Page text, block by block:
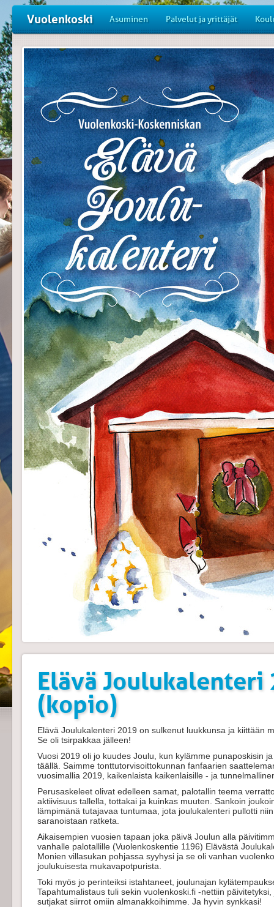
Vuolenkoski Asuminen Palvelut ja yrittäjät
Elävä Joulukalenteri
(kopio)
Elävä Joulukalenteri 2019 on sulkenut luukkunsa ja kiittään
Se oli tsirpakkaa jälleen!
Vuosi 2019 oli jo kuudes Joulu, kun kylämme punaposkisin
täällä. Saimme tonttutorvisoittokunnan fanfaarien
vuosimallia 2019, kaikenlaista kaikenlaisille - ja
Perusaskeleet olivat edelleen samat, palotallin teema
aktiivisuus tallella, tottakai ja kuinkas muuten. Sankoin
lämpimänä tutajavaa tuntumaa, jota joulukalenteri pullotti
saranoistaan ratketa.
Aikaisempien vuosien tapaan joka päivä Joulun alla
vanhalle palotallille (Vuolenkoskentie 1196) Elävästä
Monien villasukan pohjassa syyhysi ja se oli vanhan
joulukuisesta mukavapotpurista.
Toki myös jo perinteiksi istahtaneet, joulunajan
Tapahtumalistaus tuli sekin vuolenkoski.fi -nettiin
sutjakat siirrot omiin almanakkoihimme. Ja hyvin synkkasi!